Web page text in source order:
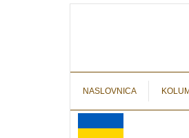
NASLOVNICA